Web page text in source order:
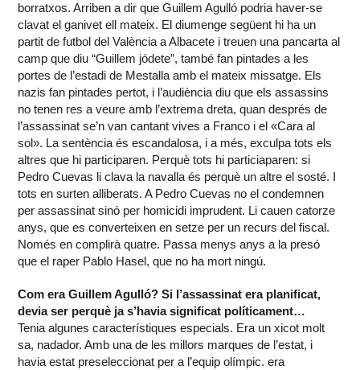
borratxos. Arriben a dir que Guillem Agulló podria haver-se
clavat el ganivet ell mateix. El diumenge següent hi ha un
partit de futbol del València a Albacete i treuen una pancarta al
camp que diu “Guillem jódete”, també fan pintades a les
portes de l’estadi de Mestalla amb el mateix missatge. Els
nazis fan pintades pertot, i l’audiència diu que els assassins
no tenen res a veure amb l’extrema dreta, quan després de
l’assassinat se’n van cantant vives a Franco i el «Cara al
sol». La sentència és escandalosa, i a més, exculpa tots els
altres que hi participaren. Perquè tots hi particiaparen: si
Pedro Cuevas li clava la navalla és perquè un altre el sosté. I
tots en surten alliberats. A Pedro Cuevas no el condemnen
per assassinat sinó per homicidi imprudent. Li cauen catorze
anys, que es converteixen en setze per un recurs del fiscal.
Només en complirà quatre. Passa menys anys a la presó
que el raper Pablo Hasel, que no ha mort ningú.
Com era Guillem Agulló? Si l’assassinat era planificat,
devia ser perquè ja s’havia significat políticament…
Tenia algunes característiques especials. Era un xicot molt
sa, nadador. Amb una de les millors marques de l’estat, i
havia estat preseleccionat per a l’equip olímpic. era